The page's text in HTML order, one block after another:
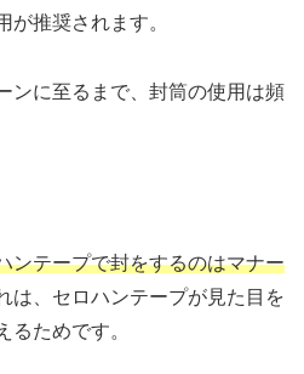
が推奨されます。
ンに至るまで、封筒の使用は頻
ンテープで封をするのはマナー
は、セロハンテープが見た目を
るためです。